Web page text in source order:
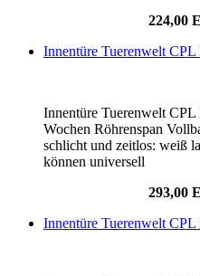
224,00
Innentüre Tuerenwelt CPL
Innentüre Tuerenwelt
Wochen Röhrenspan
schlicht und zeitlos: weiß
können universell
293,00
Innentüre Tuerenwelt CPL